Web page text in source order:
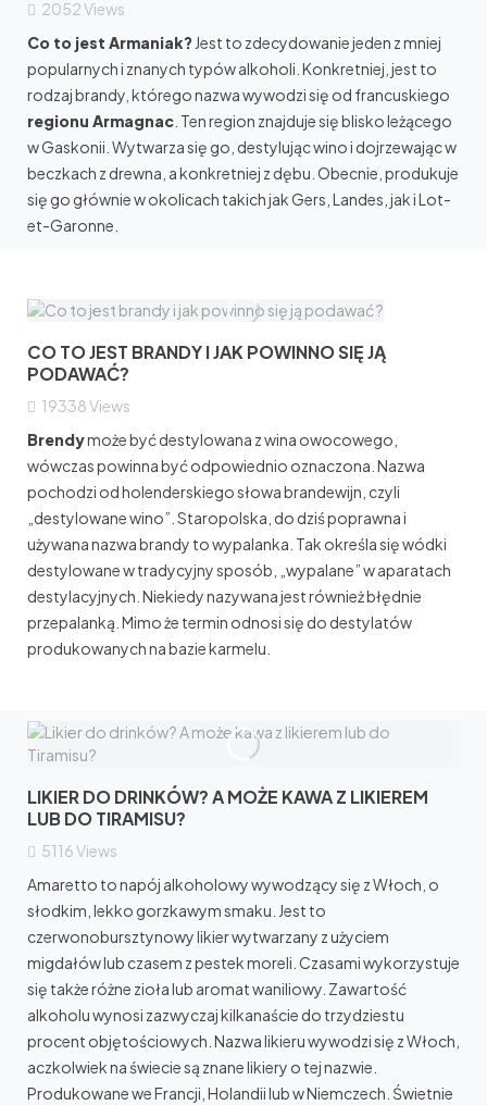
2052Views
Co to jest Armaniak? Jest to zdecydowanie jeden z mniej
popularnych i znanych typów alkoholi. Konkretniej, jest to
rodzaj brandy, którego nazwa wywodzi się od francuskiego
regionu Armagnac . Ten region znajduje się blisko leżącego
w Gaskonii. Wytwarza się go, destylując wino i dojrzewając w
beczkach z drewna, a konkretniej z dębu. Obecnie, produkuje
się go głównie w okolicach takich jak Gers, Landes, jak i Lot-
et-Garonne.
CO TO JEST BRANDY I JAK POWINNO SIĘ JĄ
PODAWAĆ?
19338Views
Brendymoże być destylowana z wina owocowego,
wówczas powinna być odpowiednio oznaczona. Nazwa
pochodzi od holenderskiego słowa brandewijn, czyli
„destylowane wino”. Staropolska, do dziś poprawna i
używana nazwa brandy to wypalanka. Tak określa się wódki
destylowane w tradycyjny sposób, „wypalane” w aparatach
destylacyjnych. Niekiedy nazywana jest również błędnie
przepalanką. Mimo że termin odnosi się do destylatów
produkowanych na bazie karmelu.
LIKIER DO DRINKÓW? A MOŻE KAWA Z LIKIEREM
LUB DO TIRAMISU?
5116Views
Amaretto to napój alkoholowy wywodzący się z Włoch, o
słodkim, lekko gorzkawym smaku. Jest to
czerwonobursztynowy likier wytwarzany z użyciem
migdałów lub czasem z pestek moreli. Czasami wykorzystuje
się także różne zioła lub aromat waniliowy. Zawartość
alkoholu wynosi zazwyczaj kilkanaście do trzydziestu
procent objętościowych. Nazwa likieru wywodzi się z Włoch,
aczkolwiek na świecie są znane likiery o tej nazwie.
Produkowane we Francji, Holandii lub w Niemczech. Świetnie